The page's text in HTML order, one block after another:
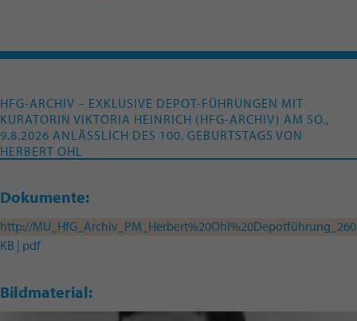
HFG-ARCHIV – EXKLUSIVE DEPOT-FÜHRUNGEN MIT
KURATORIN VIKTORIA HEINRICH (HFG-ARCHIV) AM SO.,
9.8.2026 ANLÄSSLICH DES 100. GEBURTSTAGS VON
HERBERT OHL
Dokumente:
http://
KB | pdf
Bildmaterial: